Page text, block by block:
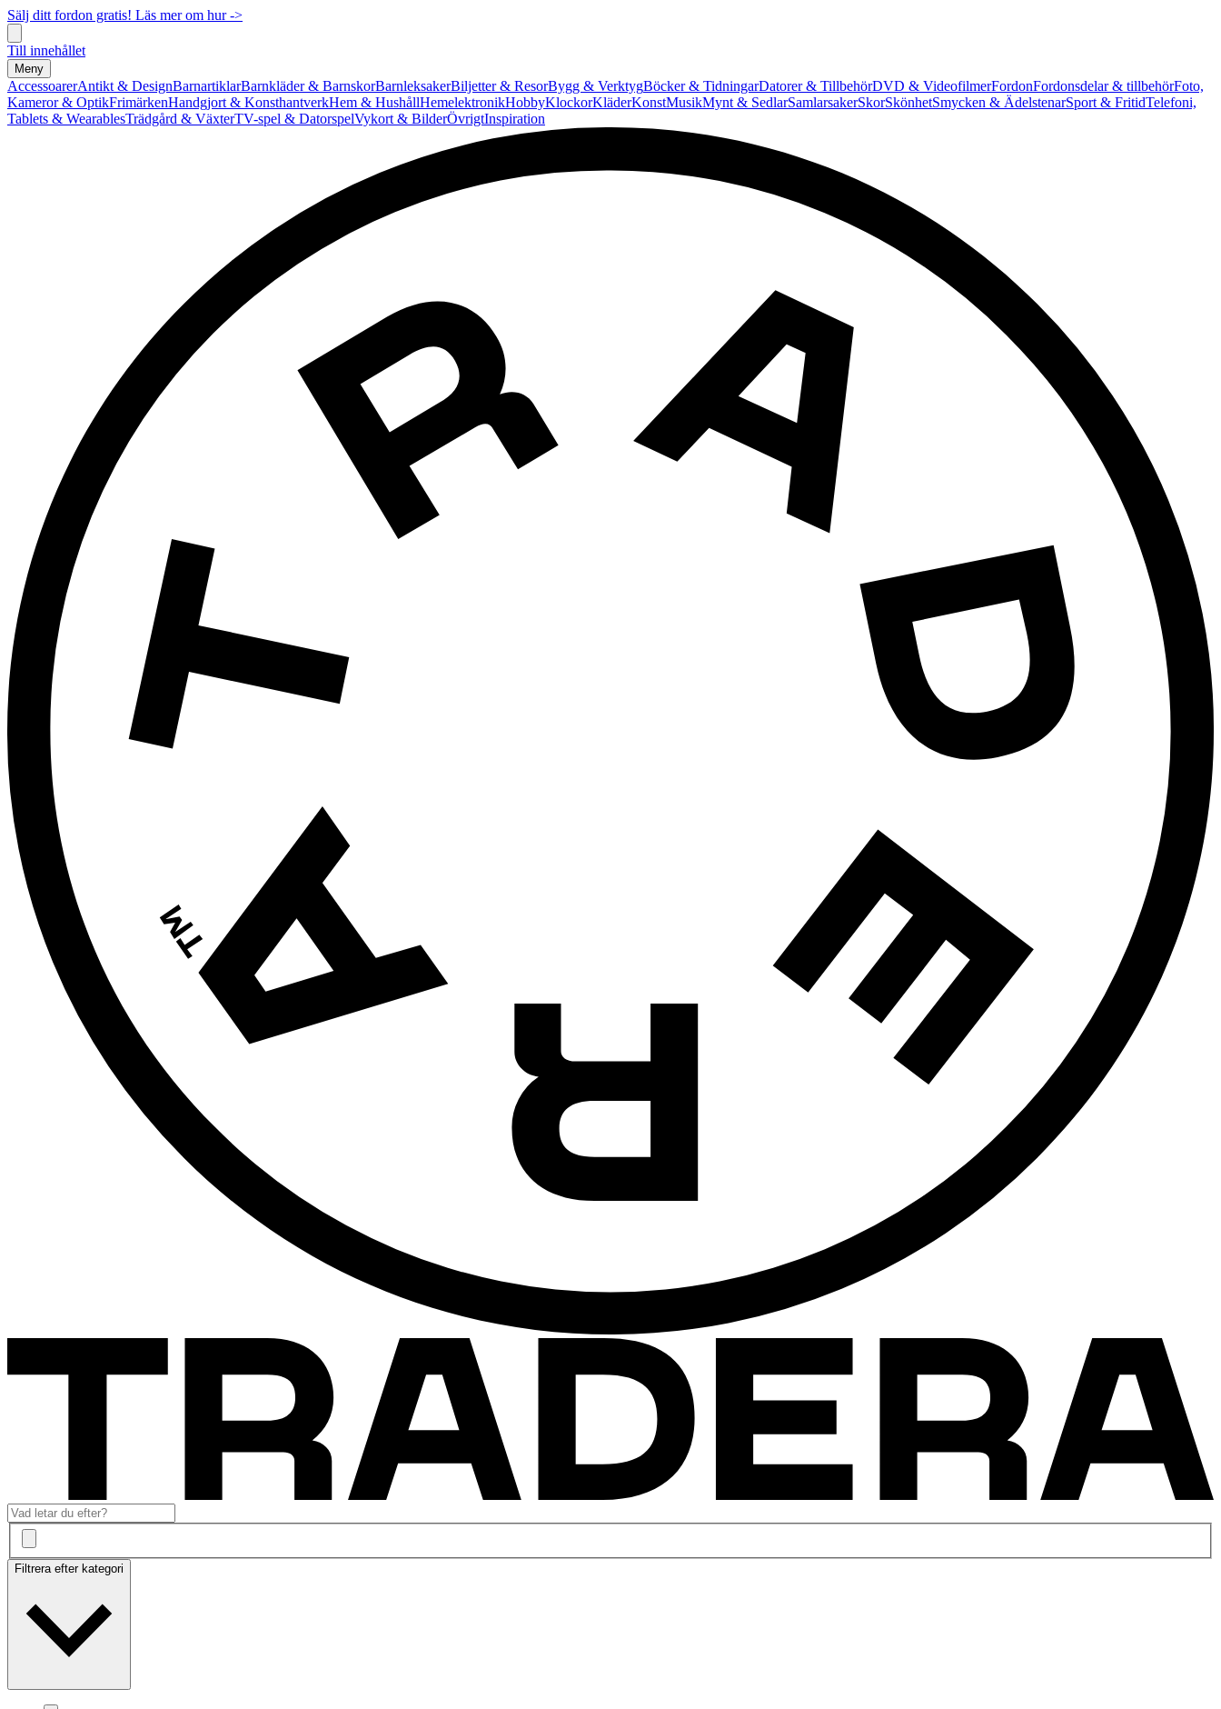
Sälj ditt fordon gratis! Läs mer om hur ->
Till innehållet
Meny
AccessoarerAntikt & DesignBarnartiklarBarnkläder & BarnskorBarnleksakerBiljetter & ResorBygg & VerktygBöcker & TidningarDatorer & TillbehörDVD & VideofilmerFordonFordonsdelar & tillbehörFoto,
Kameror & OptikFrimärkenHandgjort & KonsthantverkHem & HushållHemelektronikHobbyKlockorKläderKonstMusikMynt & SedlarSamlarsakerSkorSkönhetSmycken & ÄdelstenarSport & FritidTelefoni,
Tablets & WearablesTrädgård & VäxterTV-spel & DatorspelVykort & BilderÖvrigtInspiration
Filtrera efter kategori